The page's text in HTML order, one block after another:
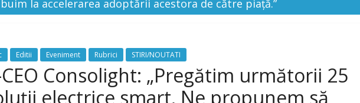
la accelerarea adoptării acestora de către piață.”
Editii Eveniment Rubrici STIRI/NOUTATI
Consolight: „Pregătim următorii 25
electrice smart. Ne propunem să